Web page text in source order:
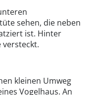
sehen, die neben
ist. Hinter
versteckt.
kleinen Umweg
Vogelhaus. An